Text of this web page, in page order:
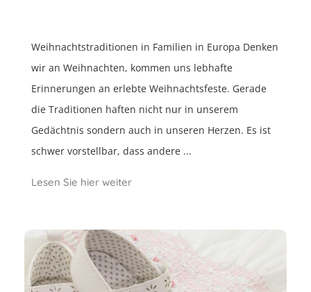
Weihnachtstraditionen in Familien in Europa Denken
wir an Weihnachten, kommen uns lebhafte
Erinnerungen an erlebte Weihnachtsfeste. Gerade
die Traditionen haften nicht nur in unserem
Gedächtnis sondern auch in unseren Herzen. Es ist
schwer vorstellbar, dass andere ...
Lesen Sie hier weiter